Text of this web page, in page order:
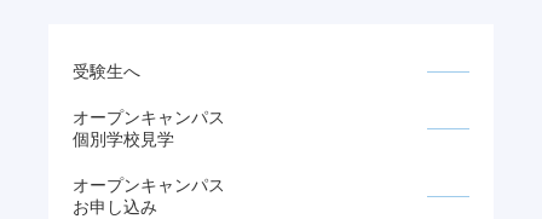
受験生へ
オープンキャンパス
個別学校見学
オープンキャンパス
お申し込み